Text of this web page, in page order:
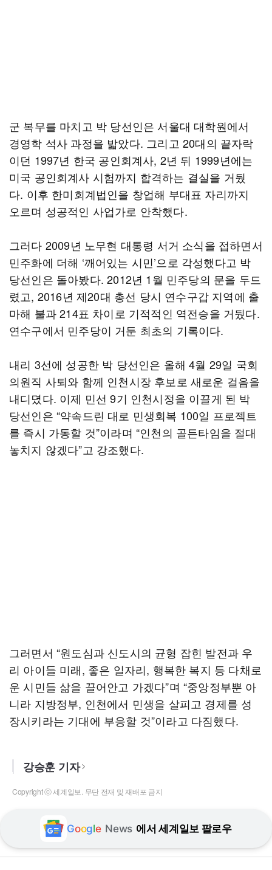
군 복무를 마치고 박 당선인은 서울대 대학원에서
경영학 석사 과정을 밟았다. 그리고 20대의 끝자락
이던 1997년 한국 공인회계사, 2년 뒤 1999년에는
미국 공인회계사 시험까지 합격하는 결실을 거뒀
다. 이후 한미회계법인을 창업해 부대표 자리까지
오르며 성공적인 사업가로 안착했다.
그러다 2009년 노무현 대통령 서거 소식을 접하면서
민주화에 더해 ‘깨어있는 시민’으로 각성했다고 박
당선인은 돌아봤다. 2012년 1월 민주당의 문을 두드
렸고, 2016년 제20대 총선 당시 연수구갑 지역에 출
마해 불과 214표 차이로 기적적인 역전승을 거뒀다.
연수구에서 민주당이 거둔 최초의 기록이다.
내리 3선에 성공한 박 당선인은 올해 4월 29일 국회
의원직 사퇴와 함께 인천시장 후보로 새로운 걸음을
내디뎠다. 이제 민선 9기 인천시정을 이끌게 된 박
당선인은 “약속드린 대로 민생회복 100일 프로젝트
를 즉시 가동할 것”이라며 “인천의 골든타임을 절대
놓치지 않겠다”고 강조했다.
그러면서 “원도심과 신도시의 균형 잡힌 발전과 우
리 아이들 미래, 좋은 일자리, 행복한 복지 등 다채로
운 시민들 삶을 끌어안고 가겠다”며 “중앙정부뿐 아
니라 지방정부, 인천에서 민생을 살피고 경제를 성
장시키라는 기대에 부응할 것”이라고 다짐했다.
강승훈 기자
Copyright ⓒ 세계일보. 무단 전재 및 재배포 금지
Google News 에서 세계일보 팔로우